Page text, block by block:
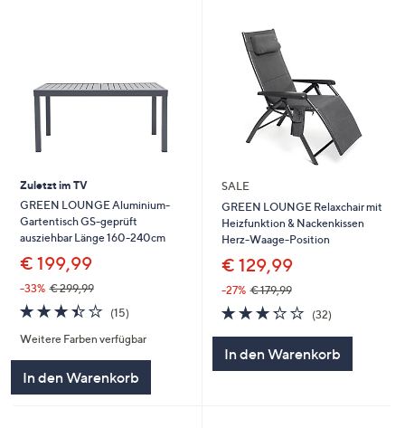
Zuletzt im TV
GREEN LOUNGE Aluminium-
Gartentisch GS-geprüft
ausziehbar Länge 160-240cm
€ 199,99
-33% € 299,99
3.4
von
5
(15)15
Weitere Farben verfügbar
In den Warenkorb
SALE
GREEN LOUNGE Relaxchair mit
Heizfunktion & Nackenkissen
Herz-Waage-Position
€ 129,99
-27% € 179,99
3.2
von
(32)32
In den Warenkorb